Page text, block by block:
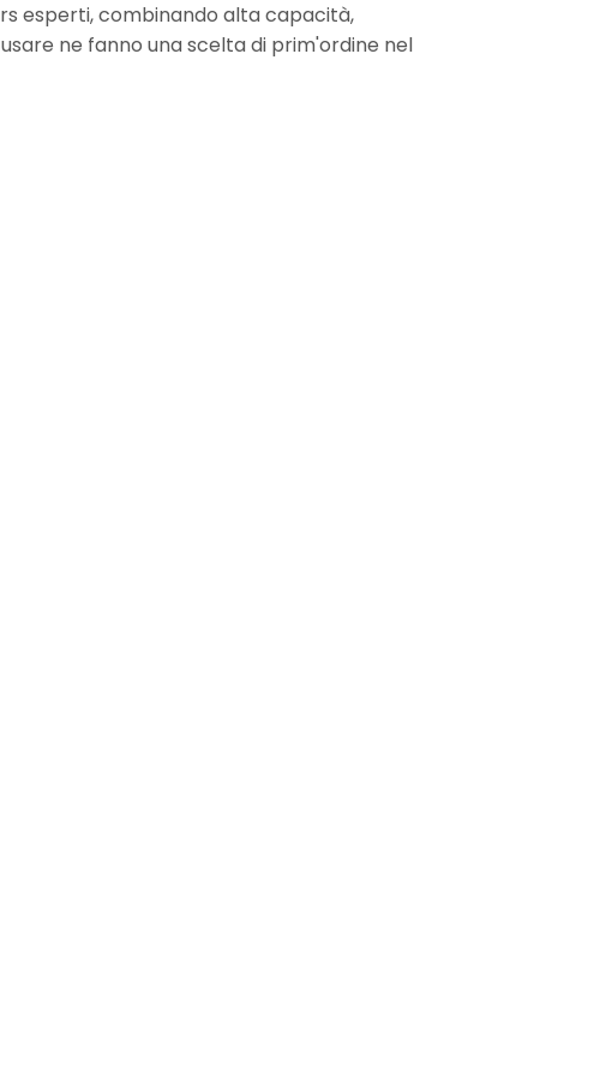
esperti, combinando alta capacità,
ne fanno una scelta di prim'ordine nel